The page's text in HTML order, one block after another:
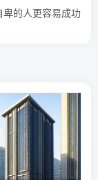
卑的人更容易成功